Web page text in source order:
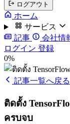
ログアウト
ホーム
サービス
記事
会社情
ログイン 登録
0%
記事一覧へ戻る
ติดตั้ง
ครบจบ